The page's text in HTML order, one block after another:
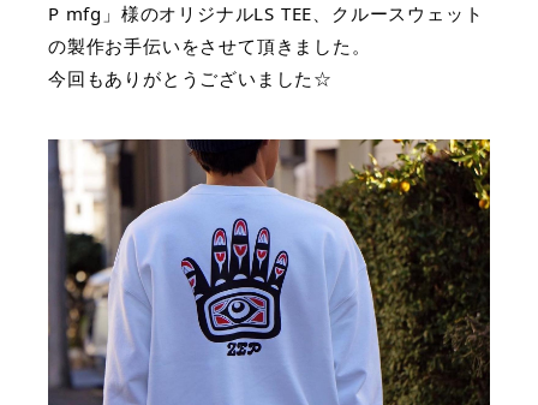
P mfg」様のオリジナルLS TEE、クルースウェット
の製作お手伝いをさせて頂きました。
今回もありがとうございました☆